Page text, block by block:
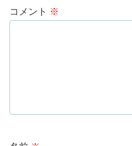
コメント ※